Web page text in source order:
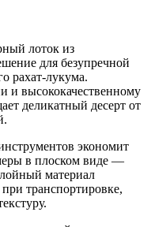
лоток из
для безупречной
рахат-лукума.
и высококачественному
деликатный десерт от
экономит
в плоском виде —
материал
транспортировке,